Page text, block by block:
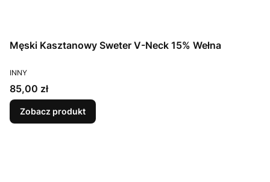
Męski Kasztanowy Sweter V-Neck 15% Wełna
PRODUCENT
INNY
Cena
85,00 zł
Zobacz produkt